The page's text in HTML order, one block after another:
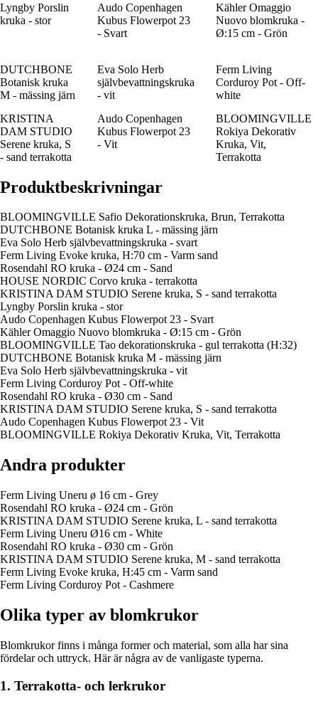
Lyngby Porslin
kruka - stor
Audo Copenhagen
Kubus Flowerpot 23
- Svart
Kähler Omaggio
Nuovo blomkruka -
Ø:15 cm - Grön
DUTCHBONE
Botanisk kruka
M - mässing järn
Eva Solo Herb
självbevattningskruka
- vit
Ferm Living
Corduroy Pot - Off-
white
KRISTINA
DAM STUDIO
Serene kruka, S
- sand terrakotta
Audo Copenhagen
Kubus Flowerpot 23
- Vit
BLOOMINGVILLE
Rokiya Dekorativ
Kruka, Vit,
Terrakotta
Produktbeskrivningar
BLOOMINGVILLE Safio Dekorationskruka, Brun, Terrakotta
DUTCHBONE Botanisk kruka L - mässing järn
Eva Solo Herb självbevattningskruka - svart
Ferm Living Evoke kruka, H:70 cm - Varm sand
Rosendahl RO kruka - Ø24 cm - Sand
HOUSE NORDIC Corvo kruka - terrakotta
KRISTINA DAM STUDIO Serene kruka, S - sand terrakotta
Lyngby Porslin kruka - stor
Audo Copenhagen Kubus Flowerpot 23 - Svart
Kähler Omaggio Nuovo blomkruka - Ø:15 cm - Grön
BLOOMINGVILLE Tao dekorationskruka - gul terrakotta (H:32)
DUTCHBONE Botanisk kruka M - mässing järn
Eva Solo Herb självbevattningskruka - vit
Ferm Living Corduroy Pot - Off-white
Rosendahl RO kruka - Ø30 cm - Sand
KRISTINA DAM STUDIO Serene kruka, S - sand terrakotta
Audo Copenhagen Kubus Flowerpot 23 - Vit
BLOOMINGVILLE Rokiya Dekorativ Kruka, Vit, Terrakotta
Andra produkter
Ferm Living Uneru ø 16 cm - Grey
Rosendahl RO kruka - Ø24 cm - Grön
KRISTINA DAM STUDIO Serene kruka, L - sand terrakotta
Ferm Living Uneru Ø16 cm - White
Rosendahl RO kruka - Ø30 cm - Grön
KRISTINA DAM STUDIO Serene kruka, M - sand terrakotta
Ferm Living Evoke kruka, H:45 cm - Varm sand
Ferm Living Corduroy Pot - Cashmere
Olika typer av blomkrukor
Blomkrukor finns i många former och material, som alla har sina
fördelar och uttryck. Här är några av de vanligaste typerna.
1. Terrakotta- och lerkrukor